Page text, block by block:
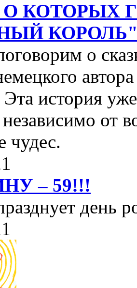
О КОТОРЫХ
о
история
от
чудес.
– 59!!!
день